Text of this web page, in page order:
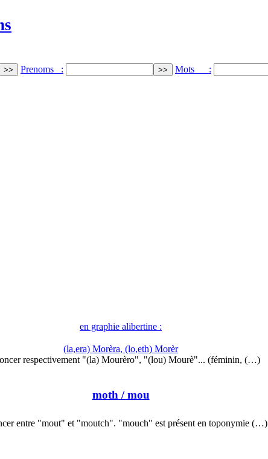
Prenoms : Mots :
en graphie alibertine :
(la,era) Morèra, (lo,eth) Morèr
respectivement "(la) Mourèro", "(lou) Mourè"... (féminin, (…)
moth / mou
entre "mout" et "moutch". "mouch" est présent en toponymie (…)